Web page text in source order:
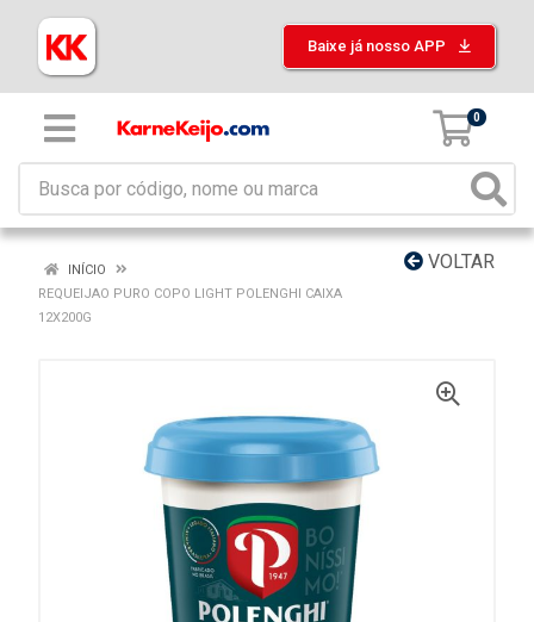
Baixe já nosso APP
0
VOLTAR
INÍCIO
REQUEIJAO PURO COPO LIGHT POLENGHI CAIXA
12X200G